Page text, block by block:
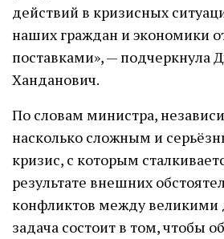
действий в кризисных
наших граждан и экономики
поставками», — подчеркнула
Ханданович.
По словам министра,
насколько сложным и
кризис, с которым
результате внешних
конфликтов между великими
задача состоит в том, чтобы